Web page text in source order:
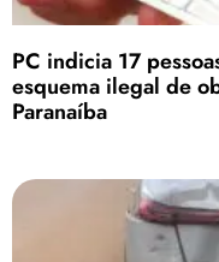
PC indicia 17
esquema ilegal de
Paranaíba